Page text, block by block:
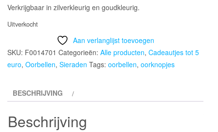
Verkrijgbaar in zilverkleurig en goudkleurig.
Uitverkocht
Aan verlanglijst toevoegen
SKU: F0014701 Categorieën: Alle producten, Cadeautjes tot 5
euro, Oorbellen, Sieraden Tags: oorbellen, oorknopjes
BESCHRIJVING
Beschrijving